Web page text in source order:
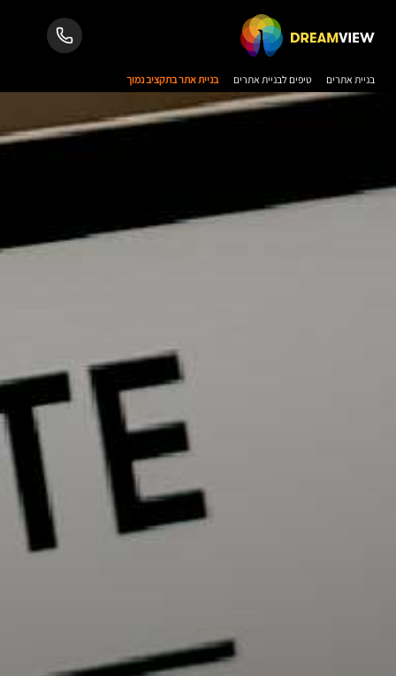
בניית אתרים טיפים לבניית אתרים בניית אתר בתקציב נמוך